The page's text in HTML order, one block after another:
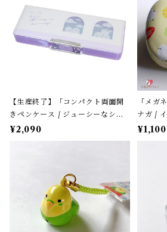
【生産終了】「コンパクト両面開
きペンケース / ジューシーなシマ
エナガ」窓から覗くシマエナガた
ち / カミオジャパン＊パープル
¥2,090
「メガ
ナガ /
ツ柄 /
¥1,100